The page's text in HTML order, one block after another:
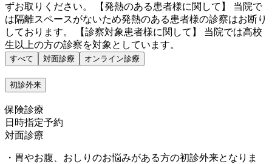
ずお取りください。 【発熱のある患者様に関して】 当院で
は隔離スペースがないため発熱のある患者様の診察はお断り
しております。 【診察対象患者様に関して】 当院では高校
生以上の方の診察を対象としています。
すべて 対面診療 オンライン診療
初診外来
保険診療
日時指定予約
対面診療
・胃やお腹、おしりのお悩みがある方の初診外来となりま